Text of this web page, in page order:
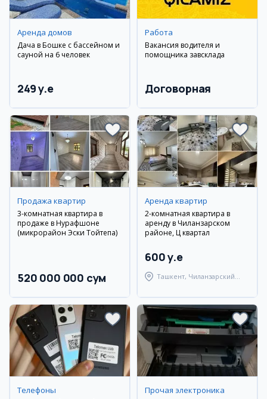
Аренда домов
Дача в Бошке с бассейном и
сауной на 6 человек
249 y.e
Работа
Вакансия водителя и
помощника завсклада
Договорная
Продажа квартир
3-комнатная квартира в
продаже в Нурафшоне
(микрорайон Эски Тойтепа)
520 000 000 сум
Аренда квартир
2-комнатная квартира в
аренду в Чиланзарском
районе, Ц квартал
600 y.e
Ташкент, Чиланзарский
Телефоны Прочая электроника